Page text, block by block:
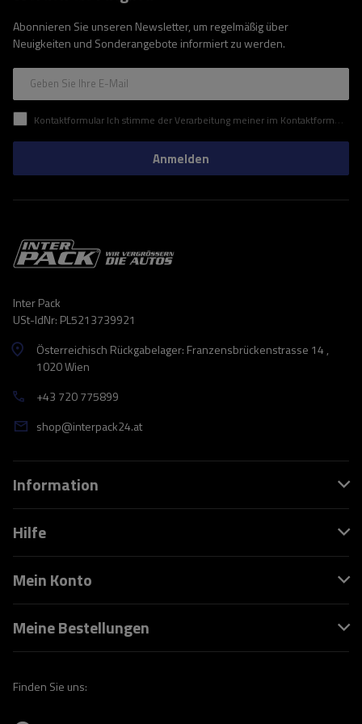
Abonnieren Sie unseren Newsletter, um regelmäßig über
Neuigkeiten und Sonderangebote informiert zu werden.
Geben Sie Ihre E-Mail
Kontaktformular Ich stimme der Verarbeitung meiner im Kontaktformular enthaltenen personenbezogenen Daten gemäß der Verordnung (EU) des Europäischen Parlaments und des Rates zu.
Anmelden
Inter Pack
USt-IdNr: PL5213739921
Österreichisch Rückgabelager: Franzensbrückenstrasse 14 ,
1020 Wien
+43 720 775899
shop@interpack24.at
Information
Hilfe
Mein Konto
Meine Bestellungen
Finden Sie uns: